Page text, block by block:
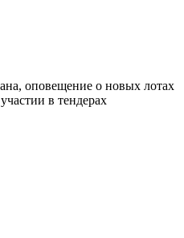
оповещение о новых лотах
в тендерах